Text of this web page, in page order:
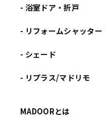
- 浴室ドア・折戸
- リフォームシャッター
- シェード
- リプラス/マドリモ
MADOORとは